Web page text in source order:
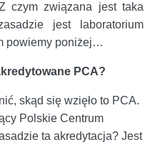
czym związana jest taka
jest laboratorium
powiemy poniżej…
PCA?
skąd się wzięło to PCA.
Polskie Centrum
ta akredytacja? Jest